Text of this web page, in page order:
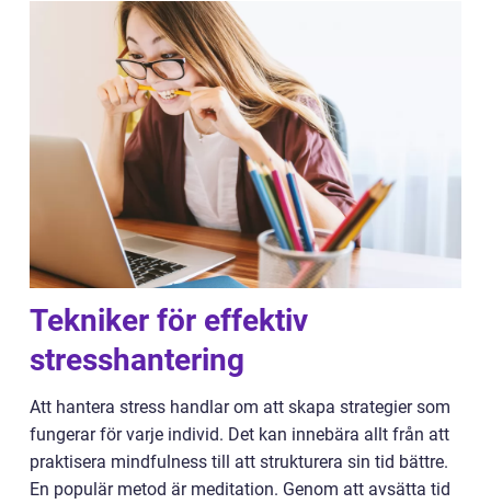
Tekniker för effektiv
stresshantering
Att hantera stress handlar om att skapa strategier som
fungerar för varje individ. Det kan innebära allt från att
praktisera mindfulness till att strukturera sin tid bättre.
En populär metod är meditation. Genom att avsätta tid